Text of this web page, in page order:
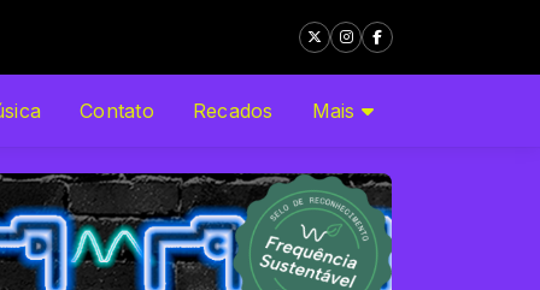
Contato Recados Mais